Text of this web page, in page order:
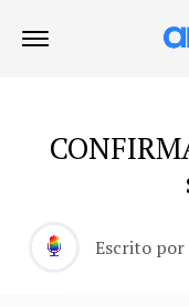
Escrito por